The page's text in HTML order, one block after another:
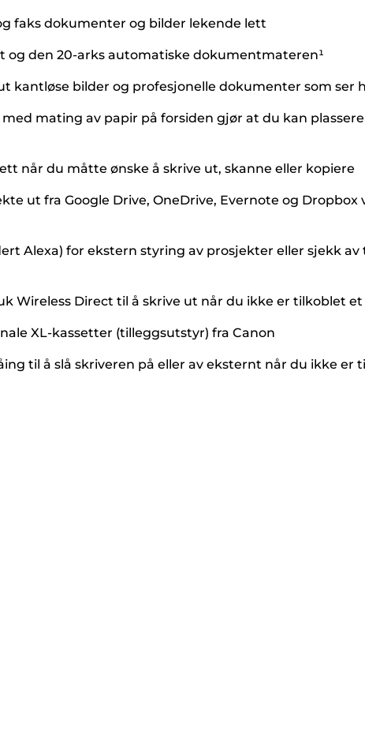
faks dokumenter og bilder lekende lett
den 20-arks automatiske dokumentmateren¹
kantløse bilder og profesjonelle dokumenter som ser
mating av papir på forsiden gjør at du kan
når du måtte ønske å skrive ut, skanne eller kopiere
ut fra Google Drive, OneDrive, Evernote og Dropbox
Alexa) for ekstern styring av prosjekter eller sjekk
Wireless Direct til å skrive ut når du ikke er tilkoblet
XL-kassetter (tilleggsutstyr) fra Canon
til å slå skriveren på eller av eksternt når du ikke er